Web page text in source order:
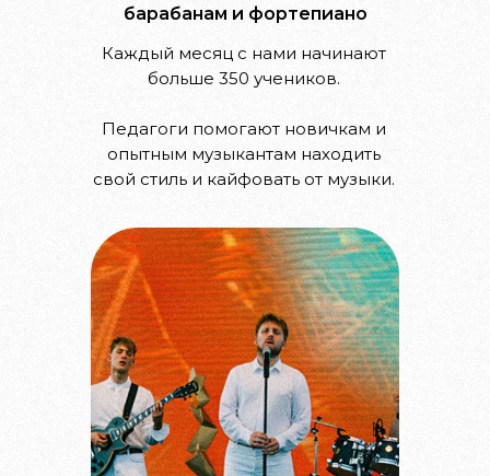
Каждый месяц с нами начинают
больше 350 учеников.
Педагоги помогают новичкам и
опытным музыкантам находить
свой стиль и кайфовать от музыки.
барабанам и фортепиано